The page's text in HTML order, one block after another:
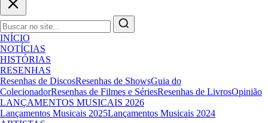
INÍCIO
NOTÍCIAS
HISTÓRIAS
RESENHAS
Resenhas de DiscosResenhas de ShowsGuia do
ColecionadorResenhas de Filmes e SériesResenhas de LivrosOpinião
LANÇAMENTOS MUSICAIS 2026
Lançamentos Musicais 2025Lançamentos Musicais 2024